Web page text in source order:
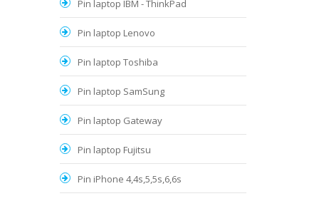
Pin laptop IBM - ThinkPad
Pin laptop Lenovo
Pin laptop Toshiba
Pin laptop SamSung
Pin laptop Gateway
Pin laptop Fujitsu
Pin iPhone 4,4s,5,5s,6,6s